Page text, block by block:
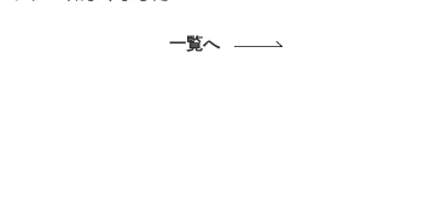
一覧へ